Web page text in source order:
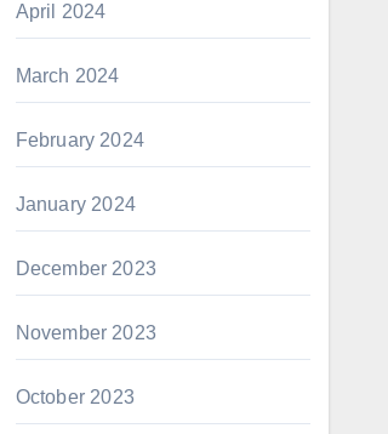
April 2024
March 2024
February 2024
January 2024
December 2023
November 2023
October 2023